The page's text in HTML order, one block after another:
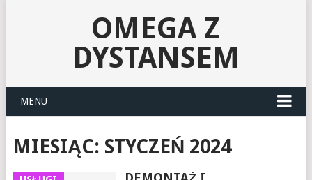
OMEGA Z
DYSTANSEM
MENU
MIESIĄC: STYCZEŃ 2024